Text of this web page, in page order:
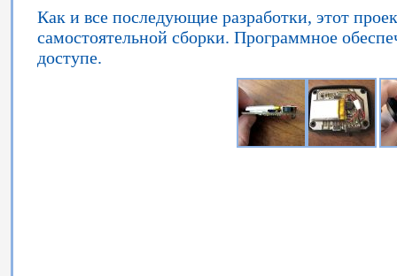
Как и все последующие разработки, этот
самостоятельной сборки. Программное
доступе.